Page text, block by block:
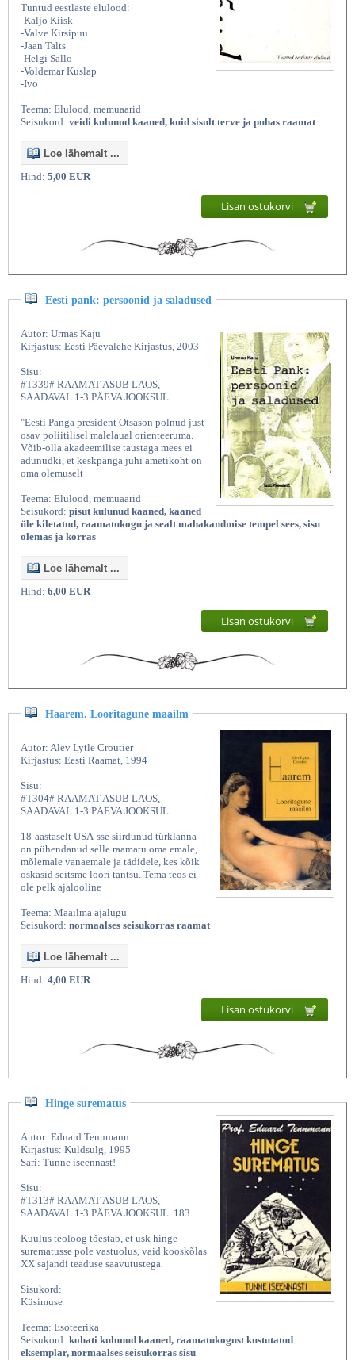
Tuntud eestlaste elulood:
-Kaljo Kiisk
-Valve Kirsipuu
-Jaan Talts
-Helgi Sallo
-Voldemar Kuslap
-Ivo
Teema: Elulood, memuaarid
Seisukord: veidi kulunud kaaned, kuid sisult terve ja puhas raamat
Loe lähemalt ...
Hind: 5,00 EUR
Lisan ostukorvi
Eesti pank: persoonid ja saladused
Autor: Urmas Kaju
Kirjastus: Eesti Päevalehe Kirjastus, 2003
Sisu:
#T339# RAAMAT ASUB LAOS,
SAADAVAL 1-3 PÄEVA JOOKSUL.
"Eesti Panga president Otsason polnud just
osav poliitilisel malelaual orienteeruma.
Võib-olla akadeemilise taustaga mees ei
adunudki, et keskpanga juhi ametikoht on
oma olemuselt
Teema: Elulood, memuaarid
Seisukord: pisut kulunud kaaned, kaaned
üle kiletatud, raamatukogu ja sealt mahakandmise tempel sees, sisu
olemas ja korras
Loe lähemalt ...
Hind: 6,00 EUR
Lisan ostukorvi
Haarem. Looritagune maailm
Autor: Alev Lytle Croutier
Kirjastus: Eesti Raamat, 1994
Sisu:
#T304# RAAMAT ASUB LAOS,
SAADAVAL 1-3 PÄEVA JOOKSUL.
18-aastaselt USA-sse siirdunud türklanna
on pühendanud selle raamatu oma emale,
mõlemale vanaemale ja tädidele, kes kõik
oskasid seitsme loori tantsu. Tema teos ei
ole pelk ajalooline
Teema: Maailma ajalugu
Seisukord: normaalses seisukorras raamat
Loe lähemalt ...
Hind: 4,00 EUR
Lisan ostukorvi
Hinge surematus
Autor: Eduard Tennmann
Kirjastus: Kuldsulg, 1995
Sari: Tunne iseennast!
Sisu:
#T313# RAAMAT ASUB LAOS,
SAADAVAL 1-3 PÄEVA JOOKSUL. 183
Kuulus teoloog tõestab, et usk hinge
surematusse pole vastuolus, vaid kooskõlas
XX sajandi teaduse saavutustega.
Sisukord:
Küsimuse
Teema: Esoteerika
Seisukord: kohati kulunud kaaned, raamatukogust kustutatud
eksemplar, normaalses seisukorras sisu